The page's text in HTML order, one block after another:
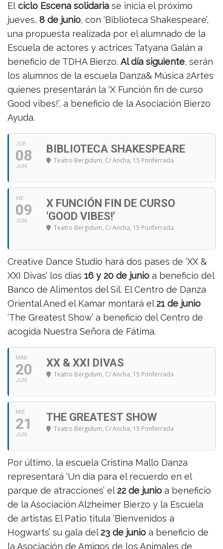
El ciclo Escena solidaria se inicia el próximo
jueves, 8 de junio, con ‘Biblioteca Shakespeare’,
una propuesta realizada por el alumnado de la
Escuela de actores y actrices Tatyana Galán a
beneficio de TDHA Bierzo. Al día siguiente, serán
los alumnos de la escuela Danza& Música 2Artes
quienes presentarán la ‘X Función fin de curso
Good vibes!’, a beneficio de la Asociación Bierzo
Ayuda.
JUE
08
JUN
BIBLIOTECA SHAKESPEARE
Teatro Bergidum, C/ Ancha, 15 Ponferrada
VIE
09
JUN
X FUNCIÓN FIN DE CURSO
'GOOD VIBES!'
Teatro Bergidum, C/ Ancha, 15 Ponferrada
Creative Dance Studio hará dos pases de ‘XX &
XXI Divas’ los días 16 y 20 de junio a beneficio del
Banco de Alimentos del Sil. El Centro de Danza
Oriental Aned el Kamar montará el 21 de junio
‘The Greatest Show’ a beneficio del Centro de
acogida Nuestra Señora de Fátima.
MAR
20
JUN
XX & XXI DIVAS
Teatro Bergidum, C/ Ancha, 15 Ponferrada
MIE
21
JUN
THE GREATEST SHOW
Teatro Bergidum, C/ Ancha, 15 Ponferrada
Por último, la escuela Cristina Mallo Danza
representará ‘Un día para el recuerdo en el
parque de atracciones’ el 22 de junio a beneficio
de la Asociación Alzheimer Bierzo y la Escuela
de artistas El Patio titula ‘Bienvenidos a
Hogwarts’ su gala del 23 de junio a beneficio de
la Asociación de Amigos de los Animales de